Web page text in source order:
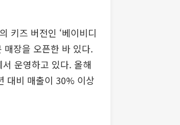
키즈 버전인 ‘베이비디
매장을 오픈한 바 있다.
운영하고 있다. 올해
대비 매출이 30% 이상